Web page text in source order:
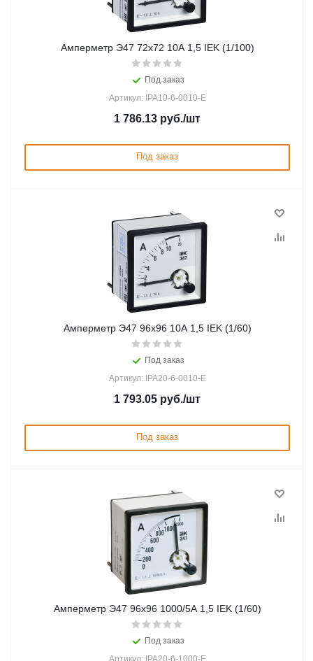
Амперметр Э47 72х72 10А 1,5 IEK (1/100)
Под заказ
Артикул: IPA10-6-0010-E
1 786.13 руб./шт
Под заказ
Амперметр Э47 96х96 10А 1,5 IEK (1/60)
Под заказ
Артикул: IPA20-6-0010-E
1 793.05 руб./шт
Под заказ
Амперметр Э47 96х96 1000/5А 1,5 IEK (1/60)
Под заказ
Артикул: IPA20-6-1000-E